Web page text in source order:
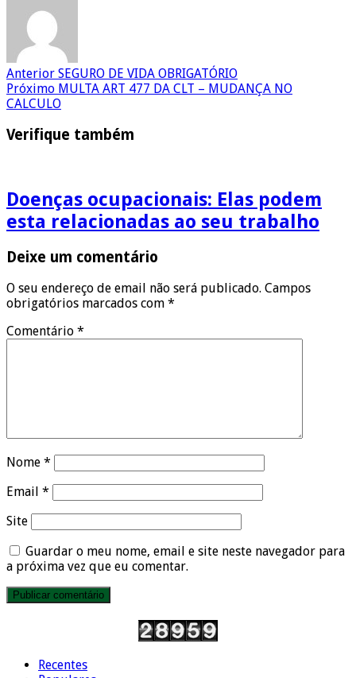
Anterior SEGURO DE VIDA OBRIGATÓRIO
Próximo MULTA ART 477 DA CLT – MUDANÇA NO
CALCULO
Verifique também
Doenças ocupacionais: Elas podem
esta relacionadas ao seu trabalho
Deixe um comentário
O seu endereço de email não será publicado. Campos
obrigatórios marcados com *
Comentário *
Nome *
Email *
Site
Guardar o meu nome, email e site neste navegador para
a próxima vez que eu comentar.
Recentes